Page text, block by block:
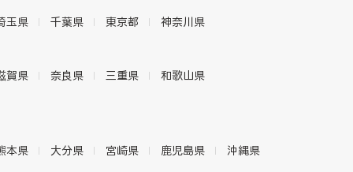
玉県 千葉県 東京都 神奈川県
賀県 奈良県 三重県 和歌山県
本県 大分県 宮崎県 鹿児島県 沖縄県